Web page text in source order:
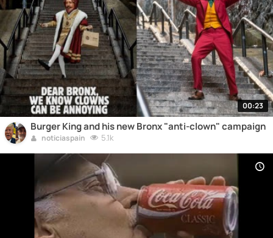
00:23
Burger King and his new Bronx "anti-clown" campaign
noticiaspain 5.1k